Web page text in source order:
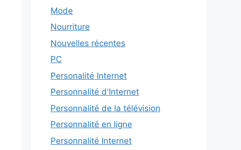
Mode
Nourriture
Nouvelles récentes
PC
Personalité Internet
Personnalité d'Internet
Personnalité de la télévision
Personnalité en ligne
Personnalité Internet